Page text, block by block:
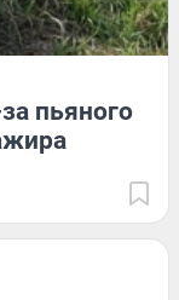
пьяного